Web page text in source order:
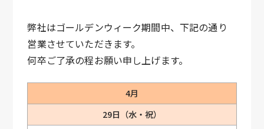
弊社はゴールデンウィーク期間中、下記の通り
営業させていただきます。
何卒ご了承の程お願い申し上げます。
4月
29日（水・祝）